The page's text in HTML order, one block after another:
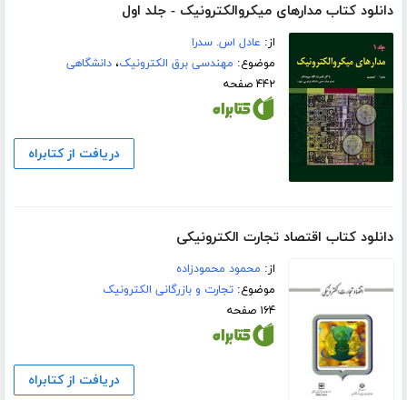
دانلود کتاب مدارهای میکروالکترونیک - جلد اول
از: عادل اس. سدرا
موضوع: مهندسی برق الکترونیک،دانشگاهی
۴۴۲ صفحه
دریافت از کتابراه
دانلود کتاب اقتصاد تجارت الکترونیکی
از: محمود محمودزاده
موضوع:تجارت و بازرگانی الکترونیک
۱۶۴ صفحه
دریافت از کتابراه